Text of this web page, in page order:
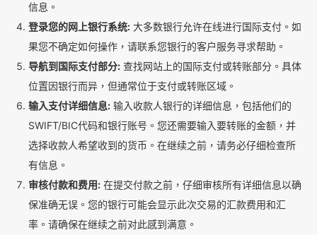
信息。
登录您的网上银行系统: 大多数银行允许在线进行国际支付。如
果您不确定如何操作，请联系您银行的客户服务寻求帮助。
导航到国际支付部分: 查找网站上的国际支付或转账部分。具体
位置因银行而异，但通常位于支付或转账区域。
输入支付详细信息: 输入收款人银行的详细信息，包括他们的
SWIFT/BIC代码和银行账号。您还需要输入要转账的金额，并
选择收款人希望收到的货币。在继续之前，请务必仔细检查所
有信息。
审核付款和费用: 在提交付款之前，仔细审核所有详细信息以确
保准确无误。您的银行可能会显示此次交易的汇款费用和汇
率。请确保在继续之前对此感到满意。